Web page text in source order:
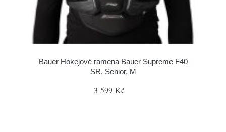
Bauer Hokejové ramena Bauer Supreme F40
SR, Senior, M
3 599 Kč